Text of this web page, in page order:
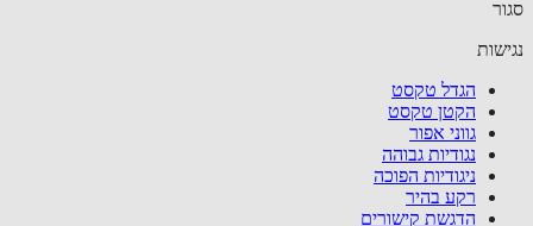
הגדל טקסט
הקטן טקסט
גווני אפור
נגודיות גבוהה
ניגודיות הפוכה
רקע בהיר
הדגשת קישורים